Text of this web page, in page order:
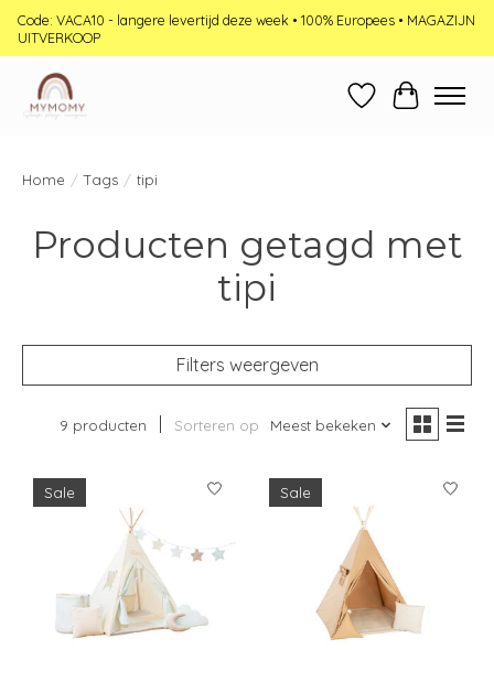
Code: VACA10 - langere levertijd deze week • 100% Europees • MAGAZIJN
UITVERKOOP
Verlanglijst
Home / Tags / tipi
Producten getagd met
tipi
Filters weergeven
9 producten Sorteren op Meest bekeken
Sale Sale